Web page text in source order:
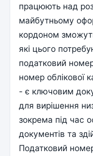
працюють над
майбутньому
кордоном
які цього
податковий
номер облікової
- є ключовим
для вирішення
зокрема під час
документів та
Податковий